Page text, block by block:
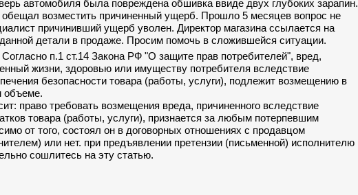
автомобиля была повреждена обшивка ввиде двух глубоких зарапин.
обещал возместить причиненный ущерб. Прошло 5 месяцев вопрос не
причинивший ущерб уволен. Директор магазина ссылается на
детали в продаже. Просим помочь в сложившейся ситуации.
Согласно п.1 ст.14 Закона РФ "О защите прав потребителей", вред,
жизни, здоровью или имуществу потребителя вследствие
безопасности товара (работы, услуги), подлежит возмещению в
объеме.
право требовать возмещения вреда, причиненного вследствие
товара (работы, услуги), признается за любым потерпевшим
от того, состоял он в договорных отношениях с продавцом
или нет. при предъявлении претензии (письменной) исполнителю
сошлитесь на эту статью.